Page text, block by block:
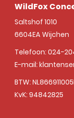
WildFox
Saltshof 1010
6604EA Wijchen
Telefoon: 024-
E-mail:
BTW:
KvK: 94842825